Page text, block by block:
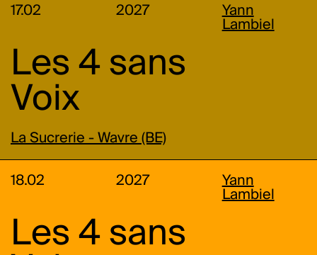
17.02 2027
Yann
Lambiel
Les 4 sans
Voix
La Sucrerie - Wavre (BE)
18.02 2027
Yann
Lambiel
Les 4 sans